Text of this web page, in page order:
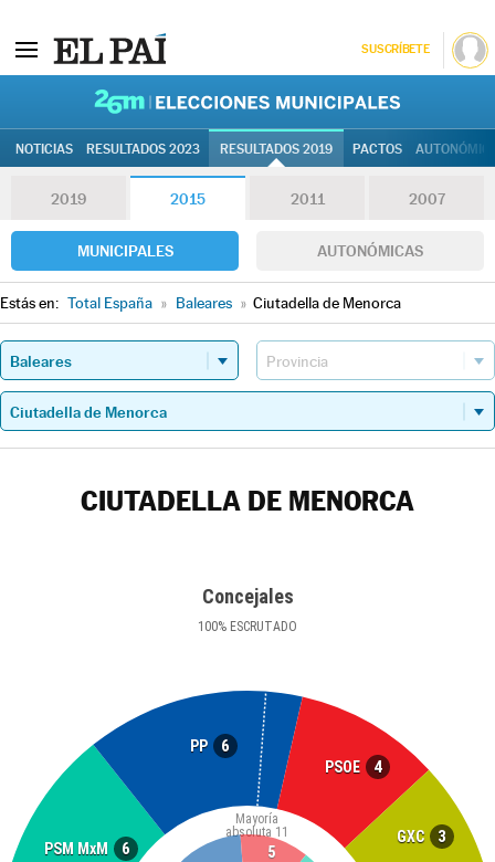
SUSCRÍBETE
NOTICIAS RESULTADOS 2023 RESULTADOS 2019 PACTOS
2019 2015 2011 2007
MUNICIPALES AUTONÓMICAS
Estás en: Total España » Baleares » Ciutadella de Menorca
CIUTADELLA DE MENORCA
Concejales
100% ESCRUTADO
PSM MxM 6
PP 6
PSOE 4
GXC 3
Mayoría
absoluta 11
5